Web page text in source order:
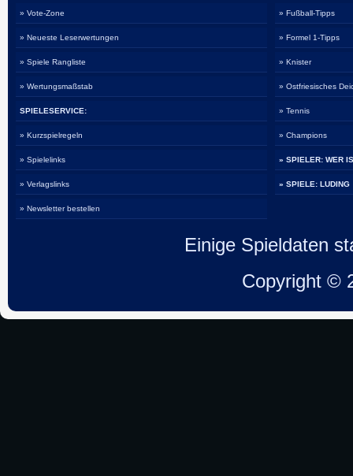
» Vote-Zone
» Neueste Leserwertungen
» Spiele Rangliste
» Wertungsmaßstab
SPIELESERVICE:
» Kurzspielregeln
» Spielelinks
» Verlagslinks
» Newsletter bestellen
» Fußball-Tipps
» Formel 1-Tipps
» Knister
» Ostfriesisches
» Tennis
» Champions
» SPIELER: WER
» SPIELE: LUDING
Einige Spieldaten
Copyright ©